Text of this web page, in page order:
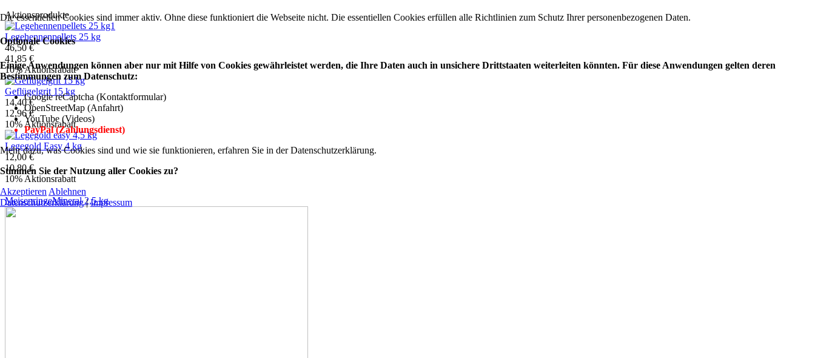
Aktionsprodukte
Legehennenpellets 25 kg
46,50 €
41,85 €
10% Aktionsrabatt
Geflügelgrit 15 kg
14,40 €
12,96 €
10% Aktionsrabatt
Legegold Easy 4 kg
12,00 €
10,80 €
10% Aktionsrabatt
MeisenringeMineral 2,5 kg
Die essentiellen Cookies sind immer aktiv. Ohne diese funktioniert die Webseite nicht. Die essentiellen Cookies erfüllen alle Richtlinien zum Schutz Ihrer personenbezogenen Daten.
Optionale Cookies
Einige Anwendungen können aber nur mit Hilfe von Cookies gewährleistet werden, die Ihre Daten auch in unsichere Drittstaaten weiterleiten könnten. Für diese Anwendungen gelten deren
Bestimmungen zum Datenschutz:
Google reCaptcha (Kontaktformular)
OpenStreetMap (Anfahrt)
YouTube (Videos)
PayPal (Zahlungsdienst)
Mehr dazu, was Cookies sind und wie sie funktionieren, erfahren Sie in der Datenschutzerklärung.
Stimmen Sie der Nutzung aller Cookies zu?
Akzeptieren Ablehnen
Datenschutzerklärung|Impressum